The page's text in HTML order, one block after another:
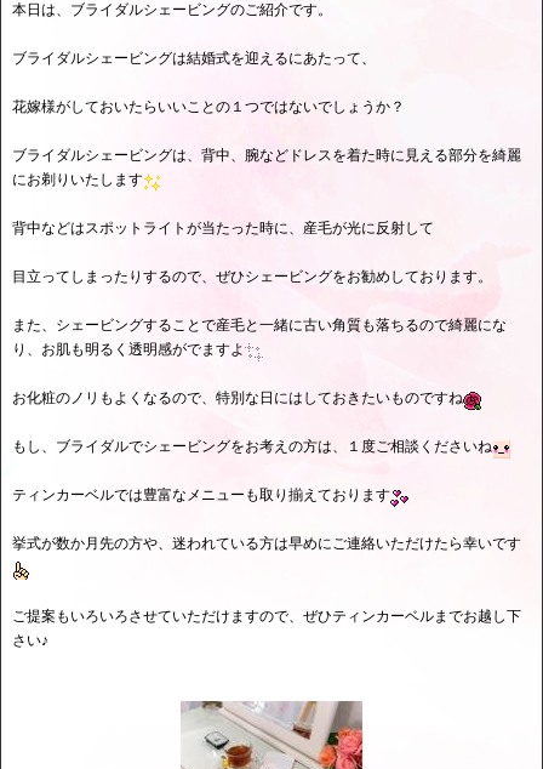
本日は、ブライダルシェービングのご紹介です。
ブライダルシェービングは結婚式を迎えるにあたって、
花嫁様がしておいたらいいことの１つではないでしょうか？
ブライダルシェービングは、背中、腕などドレスを着た時に見える部分を綺麗
にお剃りいたします
背中などはスポットライトが当たった時に、産毛が光に反射して
目立ってしまったりするので、ぜひシェービングをお勧めしております。
また、シェービングすることで産毛と一緒に古い角質も落ちるので綺麗にな
り、お肌も明るく透明感がでますよ
お化粧のノリもよくなるので、特別な日にはしておきたいものですね
もし、ブライダルでシェービングをお考えの方は、１度ご相談くださいね
ティンカーベルでは豊富なメニューも取り揃えております
挙式が数か月先の方や、迷われている方は早めにご連絡いただけたら幸いです
ご提案もいろいろさせていただけますので、ぜひティンカーベルまでお越し下
さい♪